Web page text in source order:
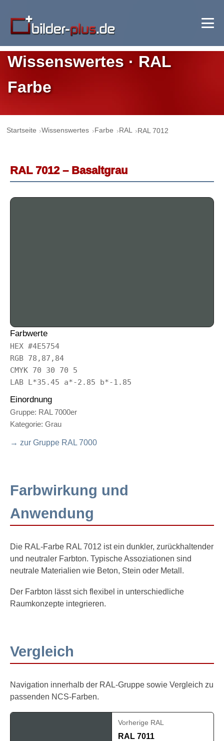
Wissenswertes · RAL
Farbe
Startseite Wissenswertes Farbe RAL RAL 7012
RAL 7012 – Basaltgrau
Farbwerte
HEX #4E5754
RGB 78,87,84
CMYK 70 30 70 5
LAB L*35.45 a*-2.85 b*-1.85
Einordnung
Gruppe: RAL 7000er
Kategorie: Grau
→ zur Gruppe RAL 7000
Farbwirkung und
Anwendung
Die RAL-Farbe RAL 7012 ist ein dunkler, zurückhaltender
und neutraler Farbton. Typische Assoziationen sind
neutrale Materialien wie Beton, Stein oder Metall.
Der Farbton lässt sich flexibel in unterschiedliche
Raumkonzepte integrieren.
Vergleich
Navigation innerhalb der RAL-Gruppe sowie Vergleich zu
passenden NCS-Farben.
Vorherige RAL
RAL 7011